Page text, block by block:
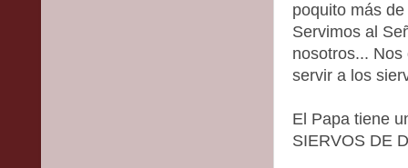
poquito más
Servimos al
nosotros...
servir a los
El Papa tiene
SIERVOS DE